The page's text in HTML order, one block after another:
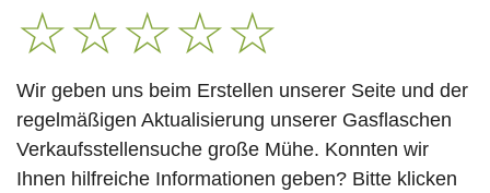
☆☆☆☆☆
Wir geben uns beim Erstellen unserer Seite und der
regelmäßigen Aktualisierung unserer Gasflaschen
Verkaufsstellensuche große Mühe. Konnten wir
Ihnen hilfreiche Informationen geben? Bitte klicken